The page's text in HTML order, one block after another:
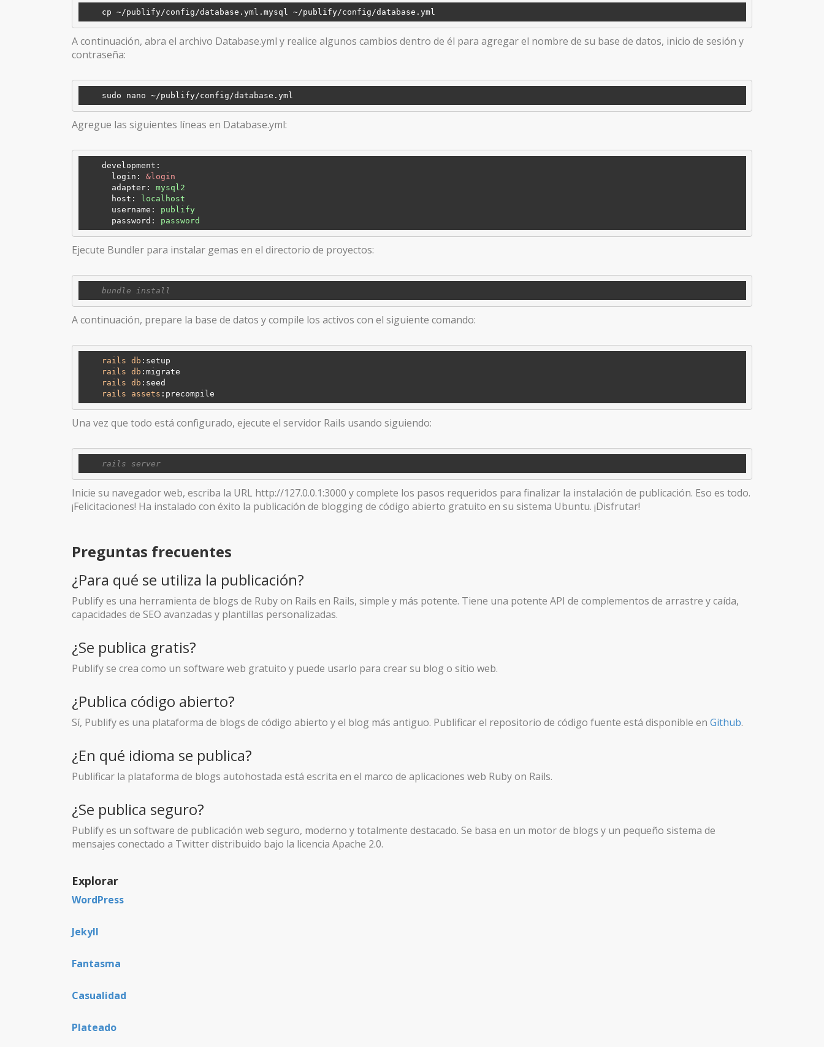
    cp ~
/publify/config/database.yml.mysql ~/publify/
A continuación, abra el archivo Database.yml y realice algunos cambios dentro de él para agregar el nombre de su base de datos, inicio de sesión y
contraseña:
    sudo nano ~
/publify/
Agregue las siguientes líneas en Database.yml:
development:
login:
&login
adapter:
mysql2
host:
localhost
username:
publify
password:
password
Ejecute Bundler para instalar gemas en el directorio de proyectos:
A continuación, prepare la base de datos y compile los activos con el siguiente comando:
rails db :setup
rails db :migrate
rails db :seed
rails
assets :precompile
Una vez que todo está configurado, ejecute el servidor Rails usando siguiendo:
Inicie su navegador web, escriba la URL http://127.0.0.1:3000 y complete los pasos requeridos para finalizar la instalación de publicación. Eso es todo.
¡Felicitaciones! Ha instalado con éxito la publicación de blogging de código abierto gratuito en su sistema Ubuntu. ¡Disfrutar!
Preguntas frecuentes
¿Para qué se utiliza la publicación?
Publify es una herramienta de blogs de Ruby on Rails en Rails, simple y más potente. Tiene una potente API de complementos de arrastre y caída,
capacidades de SEO avanzadas y plantillas personalizadas.
¿Se publica gratis?
Publify se crea como un software web gratuito y puede usarlo para crear su blog o sitio web.
¿Publica código abierto?
Sí, Publify es una plataforma de blogs de código abierto y el blog más antiguo. Publificar el repositorio de código fuente está disponible en Github.
¿En qué idioma se publica?
Publificar la plataforma de blogs autohostada está escrita en el marco de aplicaciones web Ruby on Rails.
¿Se publica seguro?
Publify es un software de publicación web seguro, moderno y totalmente destacado. Se basa en un motor de blogs y un pequeño sistema de
mensajes conectado a Twitter distribuido bajo la licencia Apache 2.0.
Explorar
WordPress
Jekyll
Fantasma
Casualidad
Plateado